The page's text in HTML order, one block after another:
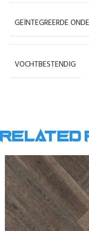
GEÏNTEGREERDE
VOCHTBESTENDIG
Related